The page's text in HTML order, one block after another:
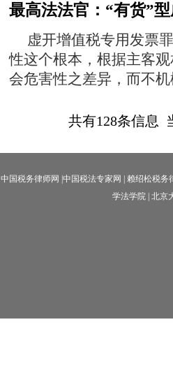
最高法法官：“有货”
虚开增值税专用发票
性这个根本，根据主客
会危害性之差异，而不
共有128条信息
中国税务律师网 中国税法专家网 赖绍松税务
学法学院 北京